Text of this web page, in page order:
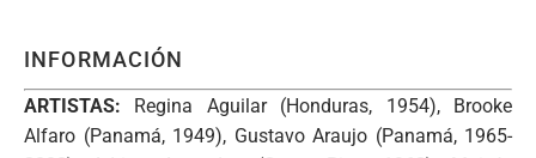
INFORMACIÓN
ARTISTAS: Regina Aguilar (Honduras, 1954), Brooke
Alfaro (Panamá, 1949), Gustavo Araujo (Panamá, 1965-